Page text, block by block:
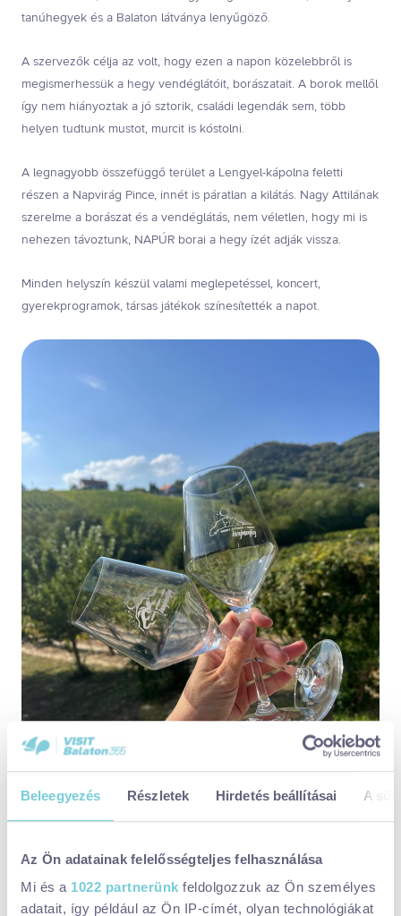
Beleegyezés Részletek Hirdetés beállításai A
Az Ön adatainak felelősségteljes felhasználása
Mi és a 1022 partnerünk feldolgozzuk az Ön személyes
adatait, így például az Ön IP-címét, olyan technológiákat
tanúhegyek és a Balaton látványa lenyűgöző.
A szervezők célja az volt, hogy ezen a napon közelebbről is
megismerhessük a hegy vendéglátóit, borászatait. A borok mellől
így nem hiányoztak a jó sztorik, családi legendák sem, több
helyen tudtunk mustot, murcit is kóstolni.
A legnagyobb összefüggő terület a Lengyel-kápolna feletti
részen a Napvirág Pince, innét is páratlan a kilátás. Nagy Attilának
szerelme a borászat és a vendéglátás, nem véletlen, hogy mi is
nehezen távoztunk, NAPÚR borai a hegy ízét adják vissza.
Minden helyszín készül valami meglepetéssel, koncert,
gyerekprogramok, társas játékok színesítették a napot.
A badacsonyi Pláne Borterasz idén is Földi Bálint présházánál
A hegy csodás sárga pincéje, a Killer Pince idén is a már
megszokott jó hangulattal, pompás panorámával, finom borokkal